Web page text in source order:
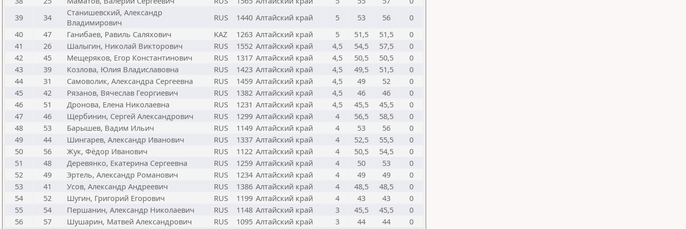
39
34
Станишевский, Александр
Владимирович
RUS 1440 Алтайский край 5 53 56
0
40
47 Ганибаев, Равиль Саляхович KAZ 1263 Алтайский край 5 51,5 51,5
0
41
26 Шалыгин, Николай Викторович RUS 1552 Алтайский край 4,5 54,5 57,5
0
42
45 Мещеряков, Егор Константинович RUS 1317 Алтайский край 4,5 50,5 50,5
0
43
39 Козлова, Юлия Владиславовна RUS 1423 Алтайский край 4,5 49,5 51,5
0
44
31 Самоволик, Александра Сергеевна RUS 1459 Алтайский край 4,5 49 52
0
45
42 Рязанов, Вячеслав Георгиевич RUS 1382 Алтайский край 4,5 46 46
0
46
51 Дронова, Елена Николаевна RUS 1231 Алтайский край 4,5 45,5 45,5
0
47
46 Щербинин, Сергей Александрович RUS 1299 Алтайский край 4 56,5 58,5
0
48
53 Барышев, Вадим Ильич RUS 1149 Алтайский край 4 53 56
0
49
44 Шингарев, Александр Иванович RUS 1337 Алтайский край 4 52,5 55,5
0
50
56 Жук, Фёдор Иванович RUS 1122 Алтайский край 4 50,5 54,5
0
51
48 Деревянко, Екатерина Сергеевна RUS 1259 Алтайский край 4 50 53
0
52
49 Эртель, Александр Романович RUS 1234 Алтайский край 4 49 49
0
53
41 Усов, Александр Андреевич RUS 1386 Алтайский край 4 48,5 48,5
0
54
52 Шугин, Григорий Егорович RUS 1199 Алтайский край 4 43 43
0
55
54 Першанин, Александр Николаевич RUS 1148 Алтайский край 3 45,5 45,5
0
56
57 Шушарин, Матвей Александрович RUS 1095 Алтайский край 3 44 44
0